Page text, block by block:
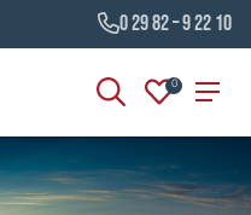
0 29 82 – 9 22 10
0